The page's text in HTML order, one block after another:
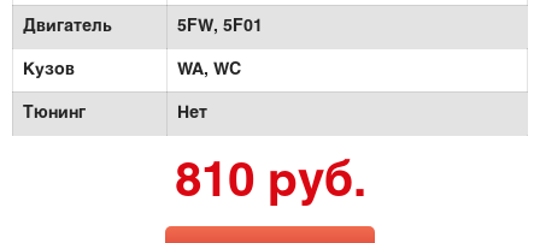
Двигатель 5FW, 5F01
Кузов WA, WC
Тюнинг Нет
810 руб.